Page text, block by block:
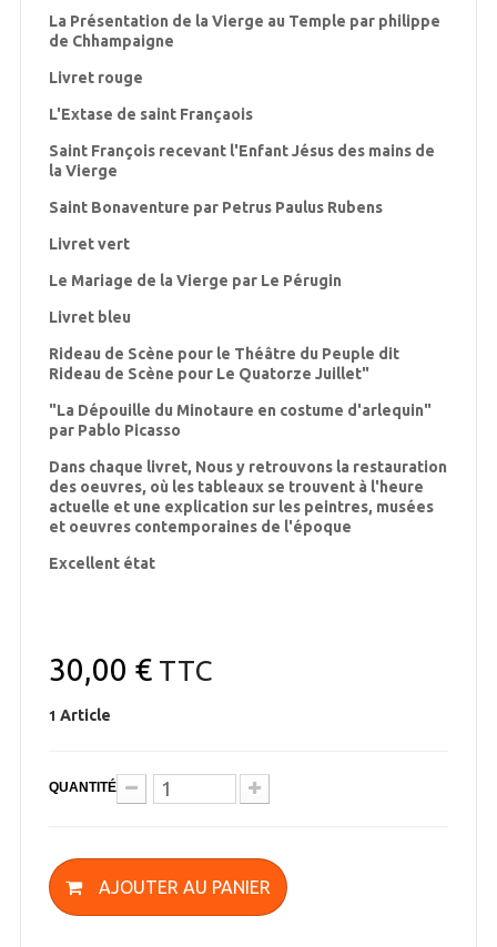
La Présentation de la Vierge au Temple par philippe
de Chhampaigne
Livret rouge
L'Extase de saint Françaois
Saint François recevant l'Enfant Jésus des mains de
la Vierge
Saint Bonaventure par Petrus Paulus Rubens
Livret vert
Le Mariage de la Vierge par Le Pérugin
Livret bleu
Rideau de Scène pour le Théâtre du Peuple dit
Rideau de Scène pour Le Quatorze Juillet"
"La Dépouille du Minotaure en costume d'arlequin"
par Pablo Picasso
Dans chaque livret, Nous y retrouvons la restauration
des oeuvres, où les tableaux se trouvent à l'heure
actuelle et une explication sur les peintres, musées
et oeuvres contemporaines de l'époque
Excellent état
30,00 €TTC
1 Article
QUANTITÉ
AJOUTER AU PANIER